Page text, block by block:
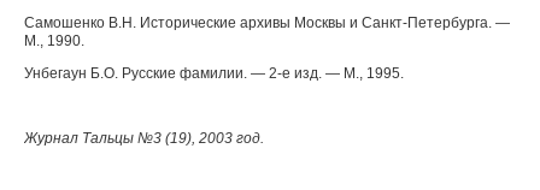
Самошенко В.Н. Исторические архивы Москвы и Санкт-Петербурга. —
М., 1990.
Унбегаун Б.О. Русские фамилии. — 2-е изд. — М., 1995.
Журнал Тальцы №3 (19), 2003 год.